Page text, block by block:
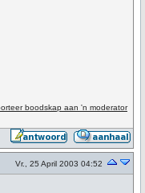
boodskap aan 'n moderator
Vr., 25 April 2003 04:52